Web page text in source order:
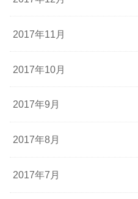
2017年11月
2017年10月
2017年9月
2017年8月
2017年7月